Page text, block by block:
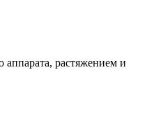
аппарата, растяжением и